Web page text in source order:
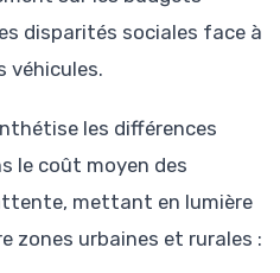
disparités sociales face à
véhicules.
les différences
le coût moyen des
mettant en lumière
zones urbaines et rurales :